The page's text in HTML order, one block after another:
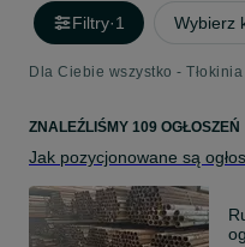
Filtry·1 Wybierz
Dla Ciebie wszystko -
ZNALEŹLIŚMY 109 OGŁOSZEŃ
Jak pozycjonowane są